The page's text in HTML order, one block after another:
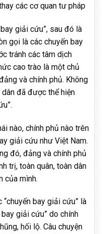
các cơ quan tư pháp
giải cứu”, sau đó là
gọi là các chuyến bay
tránh các tâm dịch
cao trào là một chủ
và chính phủ. Không
đã được thể hiện
nào, chính phủ nào trên
giải cứu như Việt Nam.
đó, đảng và chính phủ
trị, toàn quân, toàn dân
của mình.
bay giải cứu” là
giải cứu” do chính
hối lộ. Câu chuyện